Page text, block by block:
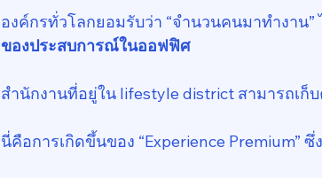
องค์กรทั่วโลกยอมรับว่า “จำนวนคนมาทำงาน
ของประสบการณ์ในออฟฟิศ
สำนักงานที่อยู่ใน lifestyle district สามารถเก็
นี่คือการเกิดขึ้นของ “Experience Premium”